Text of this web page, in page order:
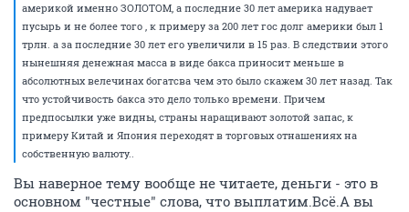
америкой именно ЗОЛОТОМ, а последние 30 лет америка надувает
пусырь и не более того , к примеру за 200 лет гос долг америки был 1
трлн. а за последние 30 лет его увеличили в 15 раз. В следствии этого
нынешняя денежная масса в виде бакса приносит меньше в
абсолютных велечинах богатсва чем это было скажем 30 лет назад. Так
что устойчивость бакса это дело только времени. Причем
предпосылки уже видны, страны наращивают золотой запас, к
примеру Китай и Япония переходят в торговых отнашениях на
собственную валюту..
Вы наверное тему вообще не читаете, деньги - это в
основном "честные" слова, что выплатим.Всё.А вы